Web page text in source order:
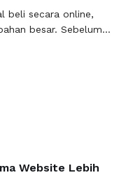
beli secara online,
besar. Sebelum
tersebut. Review
…
Website Lebih